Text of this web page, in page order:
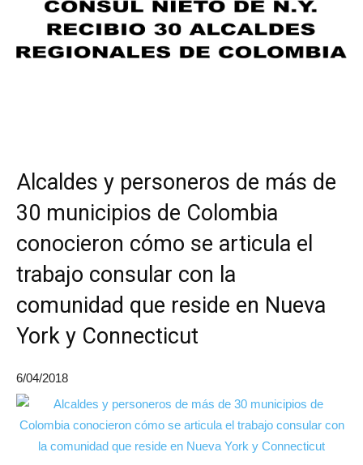
Alcaldes y personeros de más de
30 municipios de Colombia
conocieron cómo se articula el
trabajo consular con la
comunidad que reside en Nueva
York y Connecticut
6/04/2018